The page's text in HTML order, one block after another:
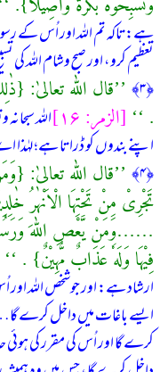
ہے:تاكہ تم اللہ اور اُس کے
تعظیم کرو، اور صبح وشام اللہ کی
﴿۳﴾
’’قال اللّٰه تعالیٰ:
. ‘‘ [الزمر: ۱۶]
اللہ
اپنے بندوں کو ڈراتا ہے؛
﴿۴﴾
’’قال اللّٰه تعالیٰ:
……وَمَنْ یَّعْصِ اللّٰهَ
فِیْهَا وَلَهٗ عَذَابٌ مُّهِیْنٌ} . ‘‘
ارشاد ہے: اور جوشخص اللہ
ایسے باغات میں داخل کرے
کرے گا اور اُس کی مقرر کی